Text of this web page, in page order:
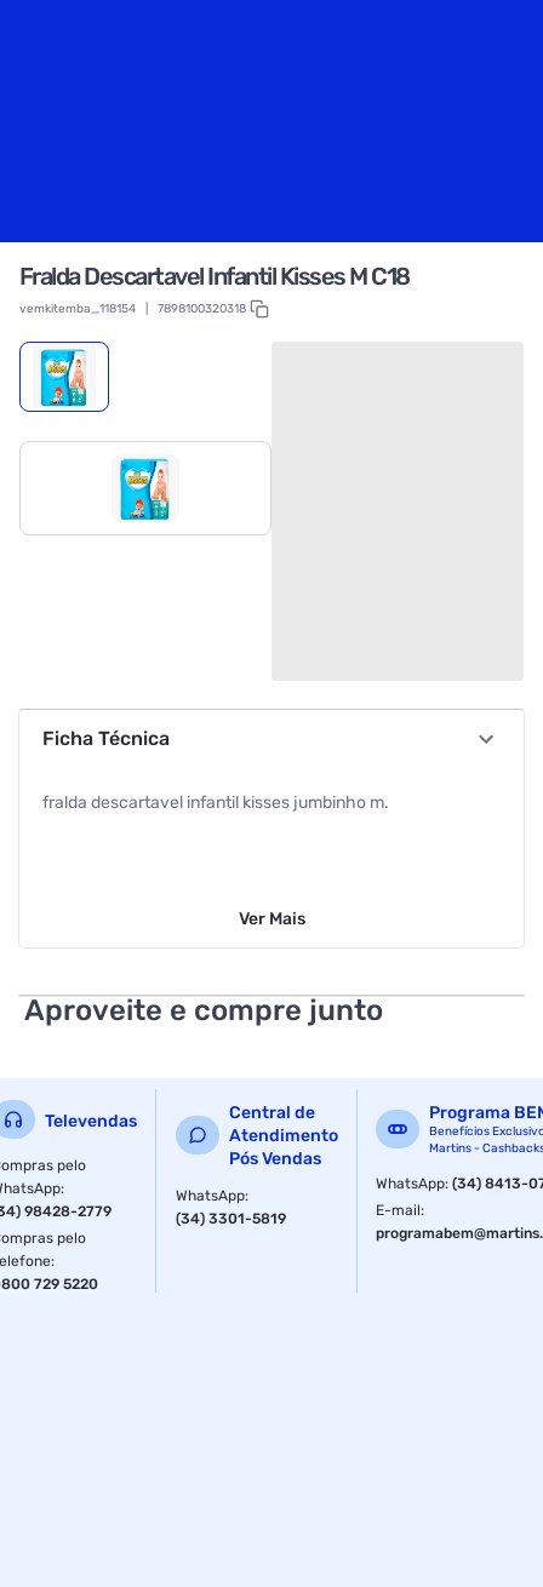
Fralda Descartavel Infantil Kisses M C18
vemkitemba_118154 7898100320318
Ficha Técnica
fralda descartavel infantil kisses jumbinho m.
Ver Mais
Aproveite e compre junto
Televendas
pelo
:
98428-2779
pelo
:
729 5220
Central de
Atendimento
Pós Vendas
WhatsApp:
(34) 3301-5819
Programa
Benefícios
Martins -
WhatsApp:(34) 8413-
E-mail: